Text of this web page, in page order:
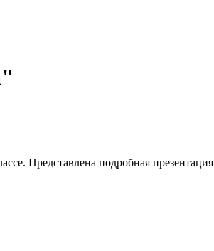
Представлена подробная презентация